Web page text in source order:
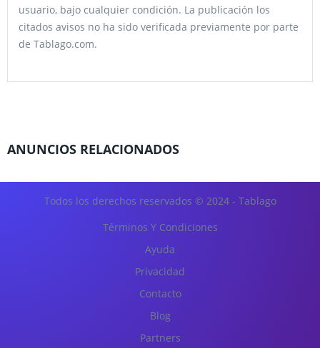
usuario, bajo cualquier condición. La publicación los
citados avisos no ha sido verificada previamente por parte
de Tablago.com.
ANUNCIOS RELACIONADOS
Todos los derechos reservados © 2024 - Tablago
Términos Y Condiciones
Ayuda
Privacidad
Contacto
Blog
Partners